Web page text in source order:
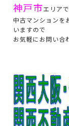
神戸市エリア
中古マンションを
いますので
お気軽にお問い合